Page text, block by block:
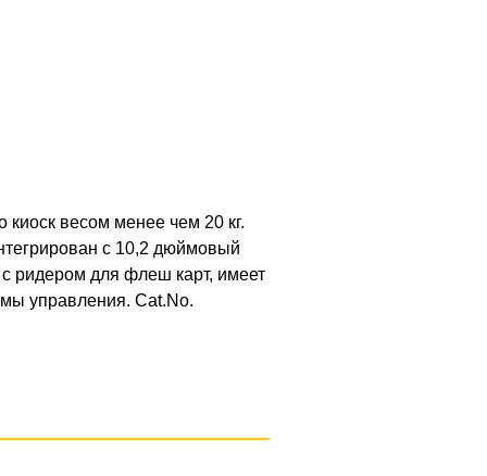
весом менее чем 20 кг.
с 10,2 дюймовый
ридером для флеш карт, имеет
управления. Cat.No.